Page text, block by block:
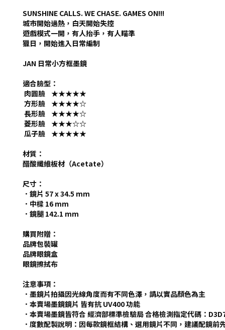
SUNSHINE CALLS. WE CHASE. GAMES ON!!!
城市開始過熱，白天開始失控
遊戲模式一開，有人抬手，有人瞄準
獵日，開始進入日常編制
JAN 日常小方框墨鏡
適合臉型：
肉圓臉 ★★★★★
方形臉 ★★★★☆
長形臉 ★★★★☆
菱形臉 ★★★☆☆
瓜子臉 ★★★★★
材質：
醋酸纖維板材（Acetate）
尺寸：
．鏡片 57 x 34.5 mm
．中樑 16 mm
．鏡腿 142.1 mm
購買附贈：
品牌包裝罐
品牌眼鏡盒
眼鏡擦拭布
注意事項：
．墨鏡片拍攝因光線角度而有不同色澤，請以實品顏色為主
．本賣場墨鏡鏡片 皆有抗 UV400 功能
．本賣場墨鏡皆符合 經濟部標準檢驗局 合格檢測指定代碼：
．度數配製說明：因每款鏡框結構、選用鏡片不同，建議配鏡前